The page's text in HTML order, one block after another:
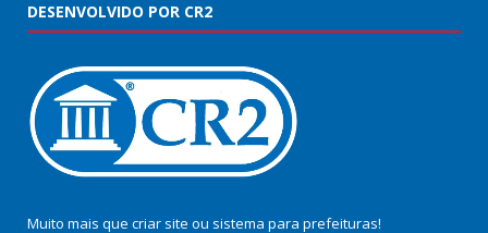
DESENVOLVIDO POR CR2
Muito mais que criar site ou sistema para prefeituras!